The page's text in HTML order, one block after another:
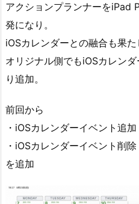
アクションプランナーをiPad
発になり。
iOSカレンダーとの融合も果た
オリジナル側でもiOSカレン
り追加。
前回から
・iOSカレンダーイベント追加
・iOSカレンダーイベント削除
を追加